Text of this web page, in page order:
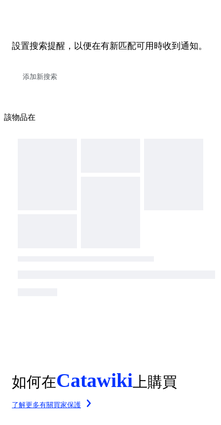
設置搜索提醒，以便在有新匹配可用時收到通知。
該物品在
如何在Catawiki 上購買
了解更多有關買家保護